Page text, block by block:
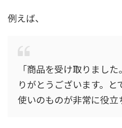
例えば、
「商品を受け取りまし
りがとうございます。と
使いのものが非常に役立